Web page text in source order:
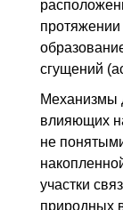
протяжении
сгущений
Механизмы
влияющих
не
участки
природных